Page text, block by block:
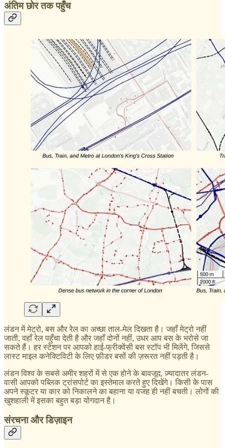
अंतिम छोर तक पहुँच
लंडन में मेट्रो, बस और रेल का अच्छा ताल-मेल दिखता है। जहाँ मेट्रो नहीं
जाती, वहाँ रेल पहुँचा देती है और जहाँ दोनों नहीं, उधर आप बस के भरोसे जा
सकते हैं। हर स्टेशन पर आपको हाई-फ्रीक्वेंसी बस स्टॉप भी मिलेंगे, जिससे
लास्ट माइल कनेक्टिविटी के लिए फ़ीडर बसों की ज़रूरत नहीं पड़ती है।
लंडन विश्व के सबसे अमीर शहरों में से एक होने के बावजूद, ज़्यादातर लंडन-
वासी आपको पब्लिक ट्रांसपोर्ट का इस्तेमाल करते हुए दिखेंगे। किसी के पास
अपने स्कूटर या कार को निकालने का बहाना या वजह ही नहीं बचती। लोगों की
खुशहाली में इसका बहुत बड़ा योगदान है।
संरचना और डिज़ाइन